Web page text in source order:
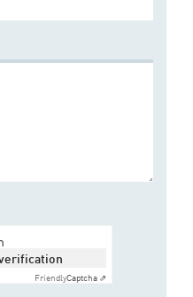
FriendlyCaptcha ⇗